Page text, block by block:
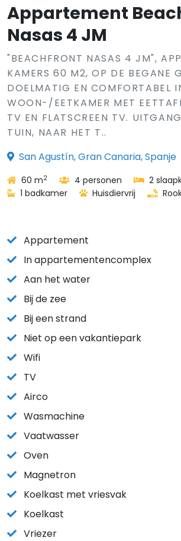
Appartement
Nasas 4 JM
"BEACHFRONT NASAS 4 JM",
KAMERS 60 M2, OP DE BEGANE
DOELMATIG EN COMFORTABEL
WOON-/EETKAMER MET
TV EN FLATSCREEN TV.
TUIN, NAAR HET T..
San Agustín, Gran Canaria, Spanje
60 m2 4 personen
2
1 badkamer
Huisdiervrij
Appartement
In appartementencomplex
Aan het water
Bij de zee
Bij een strand
Niet op een vakantiepark
Wifi
TV
Airco
Wasmachine
Vaatwasser
Oven
Magnetron
Koelkast met vriesvak
Koelkast
Vriezer